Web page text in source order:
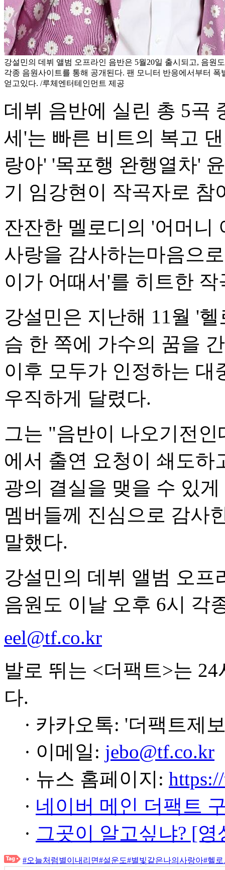
강설민의 데뷔 앨범 오프라인 음반은 5월20일 출시되고, 음원
각종 음원사이트를 통해 공개된다. 팬 모니터 반응에서부터 폭
얻고있다. /루체엔터테인먼트 제공
데뷔 음반에 실린 총 5곡
세'는 빠른 비트의 복고
랑아' '목포행 완행열차'
기 임강현이 작곡자로 참
잔잔한 멜로디의 '어머니
사랑을 감사하는마음으
이가 어때서'를 히트한
강설민은 지난해 11월 '
슴 한 쪽에 가수의 꿈을
이후 모두가 인정하는 대
우직하게 달렸다.
그는 "음반이 나오기전
에서 출연 요청이 쇄도
광의 결실을 맺을 수 있
멤버들께 진심으로 감사
말했다.
강설민의 데뷔 앨범 오프
음원도 이날 오후 6시 각
eel@tf.co.kr
발로 뛰는 <더팩트>는
다.
· 카카오톡: '더팩트제
· 이메일: jebo@tf.co.kr
· 뉴스 홈페이지:
· 네이버 메인 더팩트
· 그곳이 알고싶냐? [
#오늘처럼별이내리면#설운도#별빛같은나의사랑아#헬